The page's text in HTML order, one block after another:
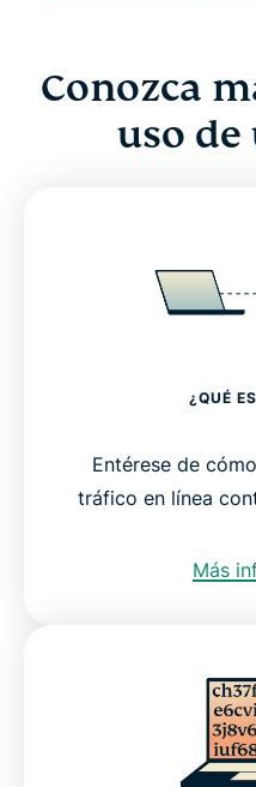
Conozca
uso de
¿QUÉ
Entérese de
tráfico en línea
Más